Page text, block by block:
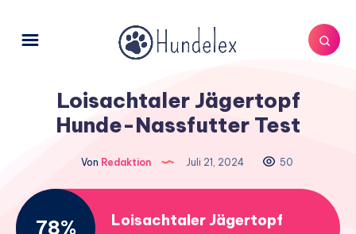
Loisachtaler Jägertopf
Hunde-Nassfutter Test
Von Redaktion Juli 21, 2024 50
78%
Loisachtaler Jägertopf